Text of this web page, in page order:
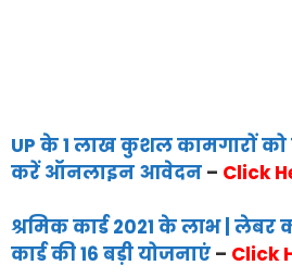
UP के 1 लाख कुशल कामगारों
करें ऑनलाइन आवेदन – Click
श्रमिक कार्ड 2021 के लाभ | लेबर
कार्ड की 16 बड़ी योजनाएं – Click